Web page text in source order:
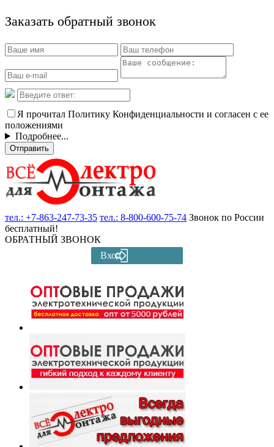
Заказать обратный звонок
Я прочитал Политику Конфиденциальности и согласен с ее
положениями
Подробнее...
Отправить
тел.: +7-863-247-73-35 тел.: 8-800-600-75-74 Звонок по России
бесплатный!
ОБРАТНЫЙ ЗВОНОК
Вход